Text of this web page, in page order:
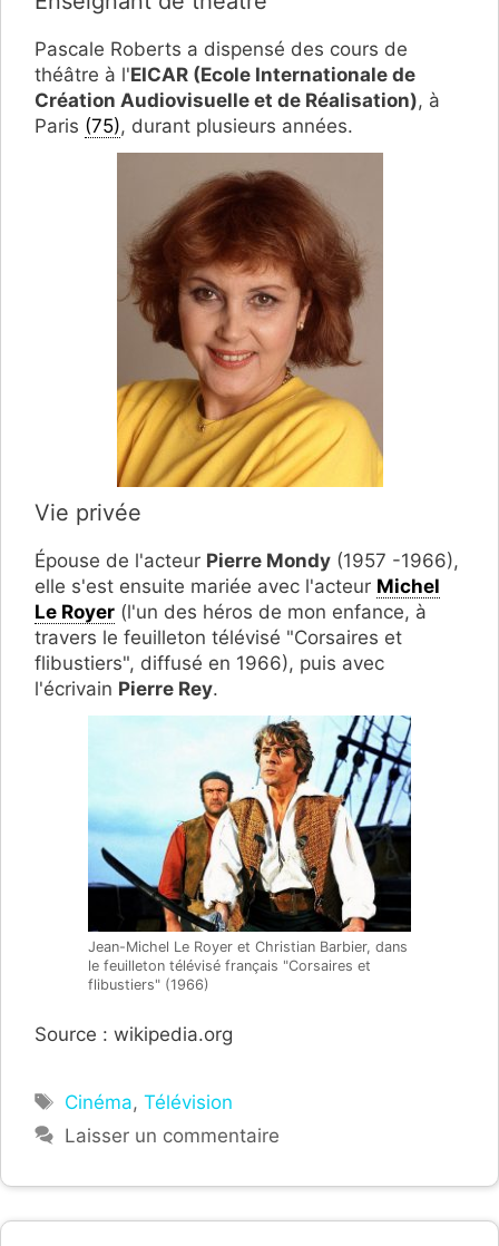
Pascale Roberts a dispensé des cours de
théâtre à l'EICAR (Ecole Internationale de
Création Audiovisuelle et de Réalisation), à
Paris (75), durant plusieurs années.
Vie privée
Épouse de l'acteur Pierre Mondy (1957 -1966),
elle s'est ensuite mariée avec l'acteur Michel
Le Royer (l'un des héros de mon enfance, à
travers le feuilleton télévisé "Corsaires et
flibustiers", diffusé en 1966), puis avec
l'écrivain Pierre Rey.
Jean-Michel Le Royer et Christian Barbier, dans
le feuilleton télévisé français "Corsaires et
flibustiers" (1966)
Source : wikipedia.org
Étiquettes
Cinéma,Télévision
Laisser un commentaire